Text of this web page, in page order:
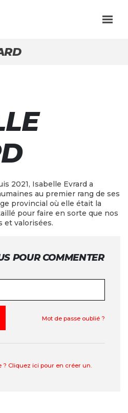
2021, Isabelle Evrard a
au premier rang de ses
provincial où elle était la
pour faire en sorte que nos
et valorisées.
POUR COMMENTER
Mot de passe oublié ?
? Cliquez ici pour en créer un.